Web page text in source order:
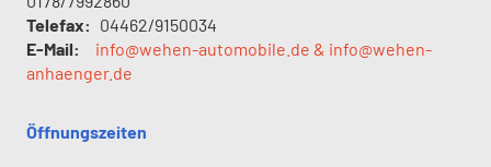
Telefax: 04462/9150034
E-Mail:
info@wehen-automobile.de & info@wehen-
anhaenger.de
Öffnungszeiten